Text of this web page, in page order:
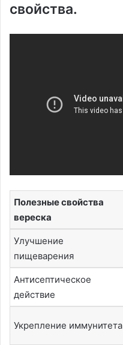
свойства.
Полезные свойства
вереска
Улучшение
пищеварения
Антисептическое
действие
Укрепление иммунитета